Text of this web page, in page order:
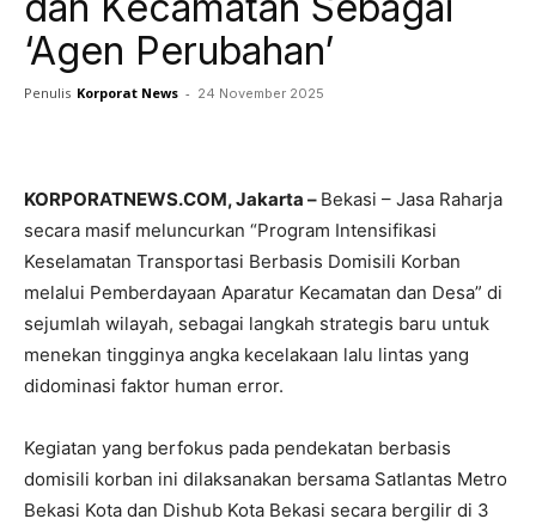
‘Agen Perubahan’
Penulis Korporat News - 24 November 2025
KORPORATNEWS.COM, Jakarta – Bekasi – Jasa Raharja
secara masif meluncurkan “Program Intensifikasi
Keselamatan Transportasi Berbasis Domisili Korban
melalui Pemberdayaan Aparatur Kecamatan dan Desa” di
sejumlah wilayah, sebagai langkah strategis baru untuk
menekan tingginya angka kecelakaan lalu lintas yang
didominasi faktor human error.
Kegiatan yang berfokus pada pendekatan berbasis
domisili korban ini dilaksanakan bersama Satlantas Metro
Bekasi Kota dan Dishub Kota Bekasi secara bergilir di 3